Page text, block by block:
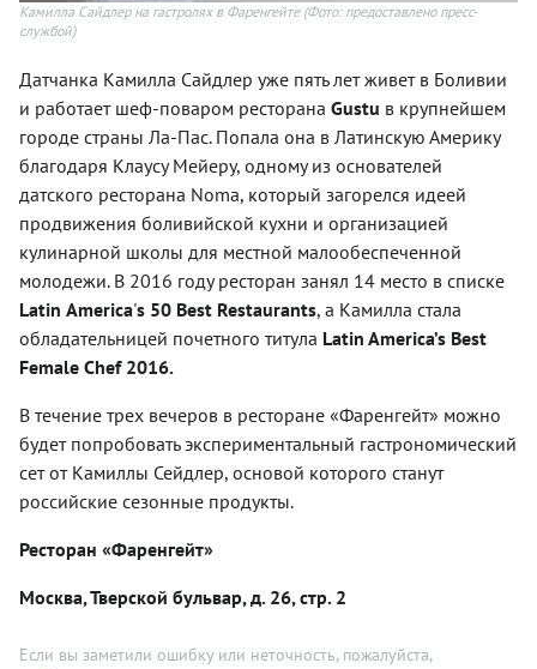
Камилла Сайдлер на гастролях в Фаренгейте(Фото: предоставлено пресс-
службой)
Датчанка Камилла Сайдлер уже пять лет живет в Боливии
и работает шеф-поваром ресторана Gustu в крупнейшем
городе страны Ла-Пас. Попала она в Латинскую Америку
благодаря Клаусу Мейеру, одному из основателей
датского ресторана Noma, который загорелся идеей
продвижения боливийской кухни и организацией
кулинарной школы для местной малообеспеченной
молодежи. В 2016 году ресторан занял 14 место в списке
Latin America's 50 Best Restaurants, а Камилла стала
обладательницей почетного титула Latin America’s Best
Female Chef 2016.
В течение трех вечеров в ресторане «Фаренгейт» можно
будет попробовать экспериментальный гастрономический
сет от Камиллы Сейдлер, основой которого станут
российские сезонные продукты.
Ресторан «Фаренгейт»
Москва, Тверской бульвар, д. 26, стр. 2
Если вы заметили ошибку или неточность, пожалуйста,